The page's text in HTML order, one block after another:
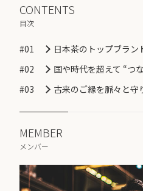
CONTENTS
目次
#01
日本茶のトップブラン
#02
国や時代を超えて “つ
#03
古来のご縁を脈々と守
MEMBER
メンバー